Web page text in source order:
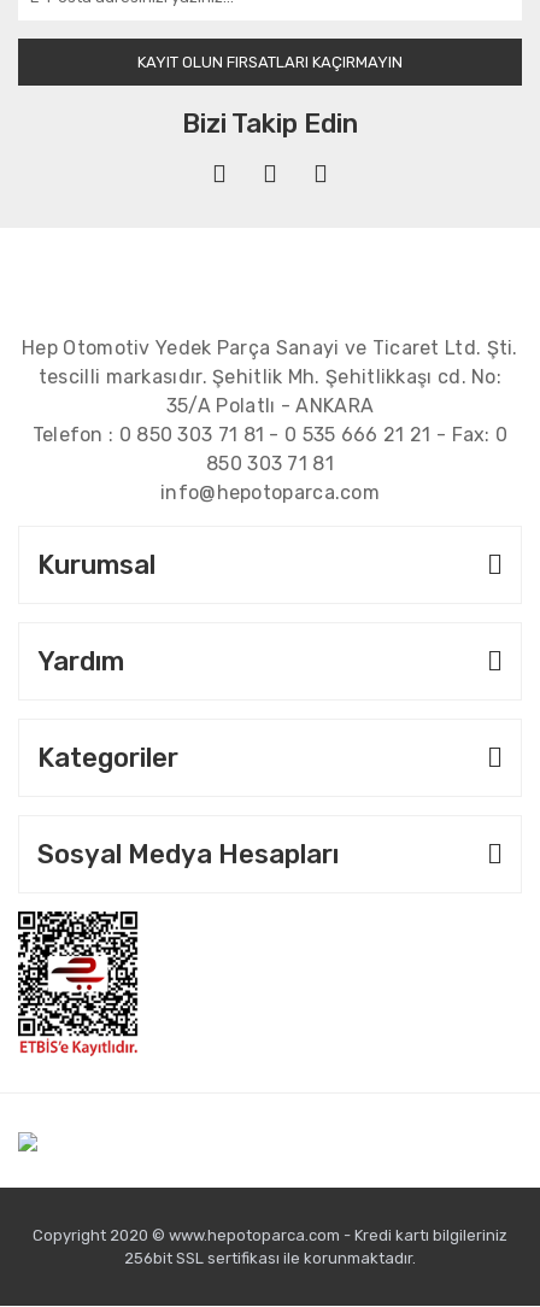
KAYIT OLUN FIRSATLARI KAÇIRMAYIN
Bizi Takip Edin
Hep Otomotiv Yedek Parça Sanayi ve Ticaret Ltd. Şti.
tescilli markasıdır. Şehitlik Mh. Şehitlikkaşı cd. No:
35/A Polatlı - ANKARA
Telefon : 0 850 303 71 81 - 0 535 666 21 21 - Fax: 0
850 303 71 81
info@hepotoparca.com
Kurumsal
Yardım
Kategoriler
Sosyal Medya Hesapları
Copyright 2020 © www.hepotoparca.com - Kredi kartı bilgileriniz
256bit SSL sertifikası ile korunmaktadır.